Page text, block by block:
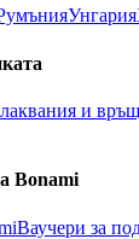
Унгария
и
Bonami
Ваучери за